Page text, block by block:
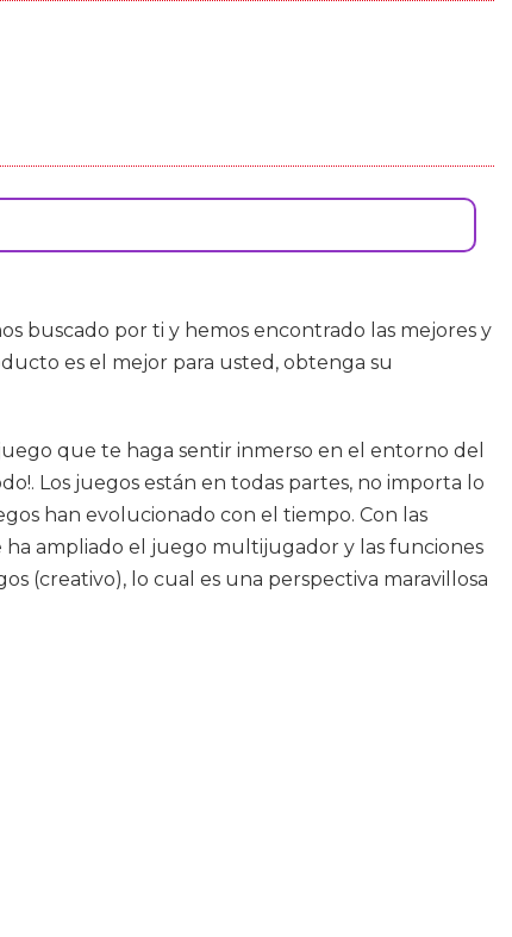
buscado por ti y hemos encontrado las mejores y
es el mejor para usted, obtenga su
que te haga sentir inmerso en el entorno del
Los juegos están en todas partes, no importa lo
han evolucionado con el tiempo. Con las
ha ampliado el juego multijugador y las funciones
(creativo), lo cual es una perspectiva maravillosa